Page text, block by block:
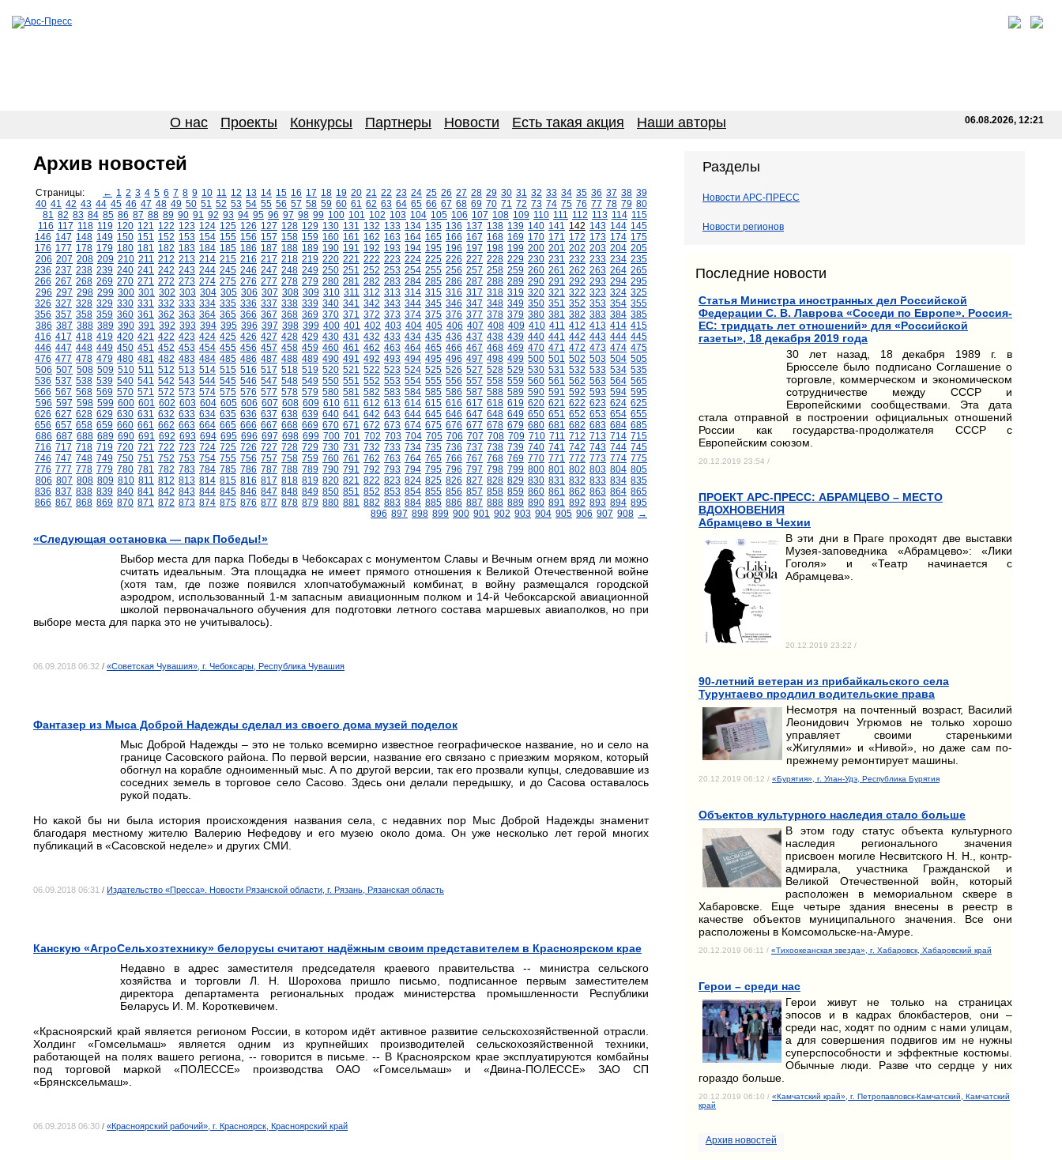
О нас Проекты Конкурсы Партнеры Новости Есть такая акция Наши авторы 06.08.2026, 12:21
Архив новостей
Страницы: ← 1 2 3 4 5 6 7 8 9 10 11 12 13 14 15 16 17 18 19 20 21 22 23 24 25 26 27 28 29 30 31 32 33 34 35 36 37 38 39
40 41 42 43 44 45 46 47 48 49 50 51 52 53 54 55 56 57 58 59 60 61 62 63 64 65 66 67 68 69 70 71 72 73 74 75 76 77 78 79 80
81 82 83 84 85 86 87 88 89 90 91 92 93 94 95 96 97 98 99 100 101 102 103 104 105 106 107 108 109 110 111 112 113 114 115
116 117 118 119 120 121 122 123 124 125 126 127 128 129 130 131 132 133 134 135 136 137 138 139 140 141 142 143 144 145
146 147 148 149 150 151 152 153 154 155 156 157 158 159 160 161 162 163 164 165 166 167 168 169 170 171 172 173 174 175
176 177 178 179 180 181 182 183 184 185 186 187 188 189 190 191 192 193 194 195 196 197 198 199 200 201 202 203 204 205
206 207 208 209 210 211 212 213 214 215 216 217 218 219 220 221 222 223 224 225 226 227 228 229 230 231 232 233 234 235
236 237 238 239 240 241 242 243 244 245 246 247 248 249 250 251 252 253 254 255 256 257 258 259 260 261 262 263 264 265
266 267 268 269 270 271 272 273 274 275 276 277 278 279 280 281 282 283 284 285 286 287 288 289 290 291 292 293 294 295
296 297 298 299 300 301 302 303 304 305 306 307 308 309 310 311 312 313 314 315 316 317 318 319 320 321 322 323 324 325
326 327 328 329 330 331 332 333 334 335 336 337 338 339 340 341 342 343 344 345 346 347 348 349 350 351 352 353 354 355
356 357 358 359 360 361 362 363 364 365 366 367 368 369 370 371 372 373 374 375 376 377 378 379 380 381 382 383 384 385
386 387 388 389 390 391 392 393 394 395 396 397 398 399 400 401 402 403 404 405 406 407 408 409 410 411 412 413 414 415
416 417 418 419 420 421 422 423 424 425 426 427 428 429 430 431 432 433 434 435 436 437 438 439 440 441 442 443 444 445
446 447 448 449 450 451 452 453 454 455 456 457 458 459 460 461 462 463 464 465 466 467 468 469 470 471 472 473 474 475
476 477 478 479 480 481 482 483 484 485 486 487 488 489 490 491 492 493 494 495 496 497 498 499 500 501 502 503 504 505
506 507 508 509 510 511 512 513 514 515 516 517 518 519 520 521 522 523 524 525 526 527 528 529 530 531 532 533 534 535
536 537 538 539 540 541 542 543 544 545 546 547 548 549 550 551 552 553 554 555 556 557 558 559 560 561 562 563 564 565
566 567 568 569 570 571 572 573 574 575 576 577 578 579 580 581 582 583 584 585 586 587 588 589 590 591 592 593 594 595
596 597 598 599 600 601 602 603 604 605 606 607 608 609 610 611 612 613 614 615 616 617 618 619 620 621 622 623 624 625
626 627 628 629 630 631 632 633 634 635 636 637 638 639 640 641 642 643 644 645 646 647 648 649 650 651 652 653 654 655
656 657 658 659 660 661 662 663 664 665 666 667 668 669 670 671 672 673 674 675 676 677 678 679 680 681 682 683 684 685
686 687 688 689 690 691 692 693 694 695 696 697 698 699 700 701 702 703 704 705 706 707 708 709 710 711 712 713 714 715
716 717 718 719 720 721 722 723 724 725 726 727 728 729 730 731 732 733 734 735 736 737 738 739 740 741 742 743 744 745
746 747 748 749 750 751 752 753 754 755 756 757 758 759 760 761 762 763 764 765 766 767 768 769 770 771 772 773 774 775
776 777 778 779 780 781 782 783 784 785 786 787 788 789 790 791 792 793 794 795 796 797 798 799 800 801 802 803 804 805
806 807 808 809 810 811 812 813 814 815 816 817 818 819 820 821 822 823 824 825 826 827 828 829 830 831 832 833 834 835
836 837 838 839 840 841 842 843 844 845 846 847 848 849 850 851 852 853 854 855 856 857 858 859 860 861 862 863 864 865
866 867 868 869 870 871 872 873 874 875 876 877 878 879 880 881 882 883 884 885 886 887 888 889 890 891 892 893 894 895
896 897 898 899 900 901 902 903 904 905 906 907 908 →
«Следующая остановка — парк Победы!»
Выбор места для парка Победы в Чебоксарах с монументом Славы и Вечным огнем вряд ли можно
считать идеальным. Эта площадка не имеет прямого отношения к Великой Отечественной войне
(хотя там, где позже появился хлопчатобумажный комбинат, в войну размещался городской
аэродром, использованный 1-м запасным авиационным полком и 14-й Чебоксарской авиационной
школой первоначального обучения для подготовки летного состава маршевых авиаполков, но при
выборе места для парка это не учитывалось).
06.09.2018 06:32 / «Советская Чувашия», г. Чебоксары, Республика Чувашия
Фантазер из Мыса Доброй Надежды сделал из своего дома музей поделок
Мыс Доброй Надежды – это не только всемирно известное географическое название, но и село на
границе Сасовского района. По первой версии, название его связано с приезжим моряком, который
обогнул на корабле одноименный мыс. А по другой версии, так его прозвали купцы, следовавшие из
соседних земель в торговое село Сасово. Здесь они делали передышку, и до Сасова оставалось
рукой подать.
Но какой бы ни была история происхождения названия села, с недавних пор Мыс Доброй Надежды знаменит
благодаря местному жителю Валерию Нефедову и его музею около дома. Он уже несколько лет герой многих
публикаций в «Сасовской неделе» и других СМИ.
06.09.2018 06:31 / Издательство «Пресса». Новости Рязанской области, г. Рязань, Рязанская область
Канскую «АгроСельхозтехнику» белорусы считают надёжным своим представителем в Красноярском крае
Недавно в адрес заместителя председателя краевого правительства -- министра сельского
хозяйства и торговли Л. Н. Шорохова пришло письмо, подписанное первым заместителем
директора департамента региональных продаж министерства промышленности Республики
Беларусь И. М. Короткевичем.
«Красноярский край является регионом России, в котором идёт активное развитие сельскохозяйственной отрасли.
Холдинг «Гомсельмаш» является одним из крупнейших производителей сельскохозяйственной техники,
работающей на полях вашего региона, -- говорится в письме. -- В Красноярском крае эксплуатируются комбайны
под торговой маркой «ПОЛЕССЕ» производства ОАО «Гомсельмаш» и «Двина-ПОЛЕССЕ» ЗАО СП
«Брянсксельмаш».
06.09.2018 06:30 / «Красноярский рабочий», г. Красноярск, Красноярский край
Разделы
Новости АРС-ПРЕСС
Новости регионов
Последние новости
Статья Министра иностранных дел Российской
Федерации С. В. Лаврова «Соседи по Европе». Россия-
ЕС: тридцать лет отношений» для «Российской
газеты», 18 декабря 2019 года
30 лет назад, 18 декабря 1989 г. в
Брюсселе было подписано Соглашение о
торговле, коммерческом и экономическом
сотрудничестве между СССР и
Европейскими сообществами. Эта дата
стала отправной в построении официальных отношений
России как государства-продолжателя СССР с
Европейским союзом.
20.12.2019 23:54 /
ПРОЕКТ АРС-ПРЕСС: АБРАМЦЕВО – МЕСТО
ВДОХНОВЕНИЯ
Абрамцево в Чехии
В эти дни в Праге проходят две выставки
Музея-заповедника «Абрамцево»: «Лики
Гоголя» и «Театр начинается с
Абрамцева».
20.12.2019 23:22 /
90-летний ветеран из прибайкальского села
Турунтаево продлил водительские права
Несмотря на почтенный возраст, Василий
Леонидович Угрюмов не только хорошо
управляет своими старенькими
«Жигулями» и «Нивой», но даже сам по-
прежнему ремонтирует машины.
20.12.2019 06:12 / «Бурятия», г. Улан-Удэ, Республика Бурятия
Объектов культурного наследия стало больше
В этом году статус объекта культурного
наследия регионального значения
присвоен могиле Несвитского Н. Н., контр-
адмирала, участника Гражданской и
Великой Отечественной войн, который
расположен в мемориальном сквере в
Хабаровске. Еще четыре здания внесены в реестр в
качестве объектов муниципального значения. Все они
расположены в Комсомольске-на-Амуре.
20.12.2019 06:11 / «Тихоокеанская звезда», г. Хабаровск, Хабаровский край
Герои – среди нас
Герои живут не только на страницах
эпосов и в кадрах блокбастеров, они –
среди нас, ходят по одним с нами улицам,
а для совершения подвигов им не нужны
суперспособности и эффектные костюмы.
Обычные люди. Разве что сердце у них
гораздо больше.
20.12.2019 06:10 / «Камчатский край», г. Петропавловск-Камчатский, Камчатский
край
Архив новостей